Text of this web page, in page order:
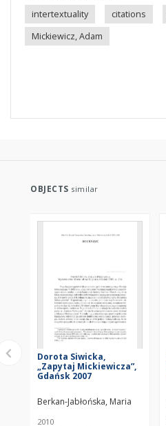
intertextuality
citations
Mickiewicz, Adam
OBJECTS similar
Dorota Siwicka,
„Zapytaj Mickiewicza”,
Gdańsk 2007
Berkan-Jabłońska, Maria
2010